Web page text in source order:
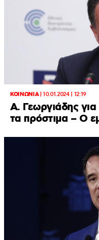
ΚΟΙΝΩΝΙΑ|10.01.2024 | 12:19
Α. Γεωργιάδης
τα πρόστιμα – Ο